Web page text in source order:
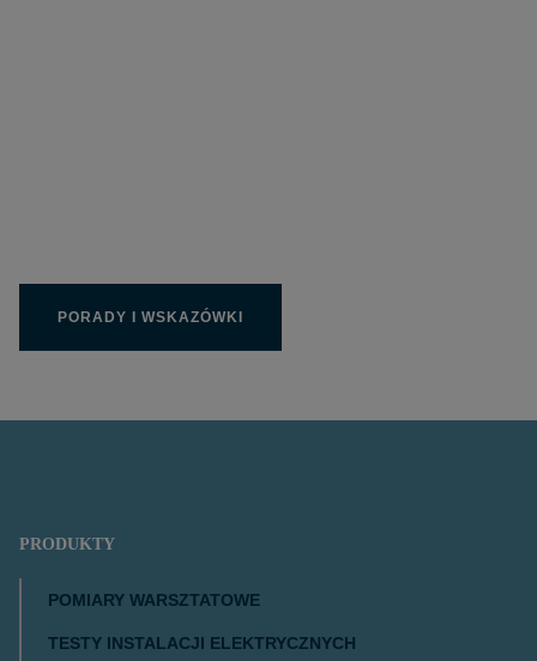
PORADY I WSKAZÓWKI
PRODUKTY
POMIARY WARSZTATOWE
TESTY INSTALACJI ELEKTRYCZNYCH